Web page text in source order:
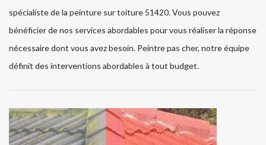
spécialiste de la peinture sur toiture 51420. Vous pouvez
bénéficier de nos services abordables pour vous réaliser la réponse
nécessaire dont vous avez besoin. Peintre pas cher, notre équipe
définit des interventions abordables à tout budget.